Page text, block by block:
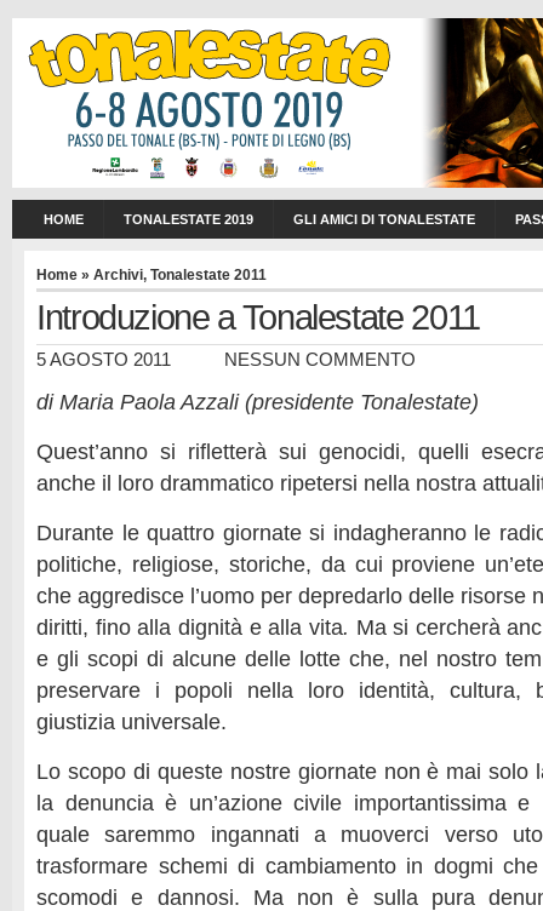
HOME TONALESTATE 2019 GLI AMICI DI TONALESTATE
Home » Archivi, Tonalestate 2011
Introduzione a Tonalestate 2011
5 AGOSTO 2011 NESSUN COMMENTO
di Maria Paola Azzali (presidente Tonalestate)
Quest’anno si rifletterà sui genocidi, quelli
anche il loro drammatico ripetersi nella nostra
Durante le quattro giornate si indagheranno le
politiche, religiose, storiche, da cui proviene
che aggredisce l’uomo per depredarlo delle risorse
diritti, fino alla dignità e alla vita. Ma si cercherà
e gli scopi di alcune delle lotte che, nel nostro
preservare i popoli nella loro identità, cultura,
giustizia universale.
Lo scopo di queste nostre giornate non è mai solo
la denuncia è un’azione civile importantissima
quale saremmo ingannati a muoverci verso
trasformare schemi di cambiamento in dogmi
scomodi e dannosi. Ma non è sulla pura